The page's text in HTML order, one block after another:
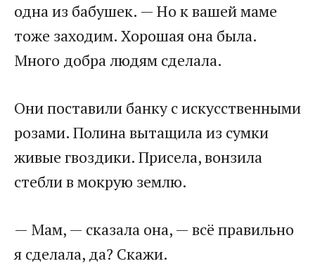
одна из бабушек. — Но к вашей маме
тоже заходим. Хорошая она была.
Много добра людям сделала.
Они поставили банку с искусственными
розами. Полина вытащила из сумки
живые гвоздики. Присела, вонзила
стебли в мокрую землю.
— Мам, — сказала она, — всё правильно
я сделала, да? Скажи.